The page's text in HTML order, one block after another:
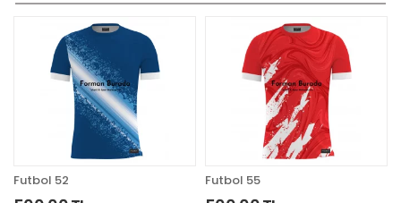
Futbol 52 Futbol 55